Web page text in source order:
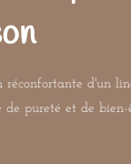
réconfortante d'un
pureté et de